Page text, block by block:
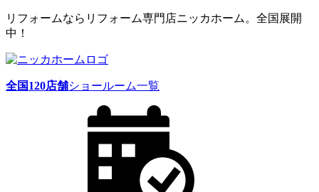
リフォームならリフォーム専門店ニッカホーム。全国展開
中！
全国120店舗ショールーム一覧